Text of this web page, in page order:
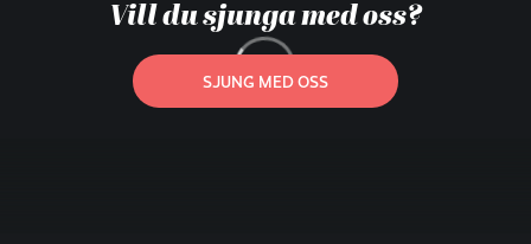
Vill du sjunga med oss?
SJUNG MED OSS